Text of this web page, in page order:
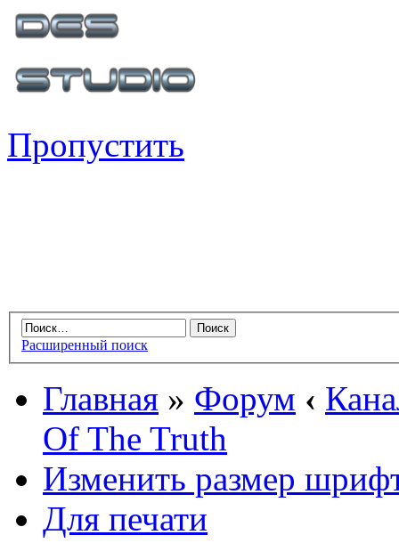
Пропустить
Расширенный поиск
Главная » Форум ‹
Of The Truth
Изменить размер
Для печати